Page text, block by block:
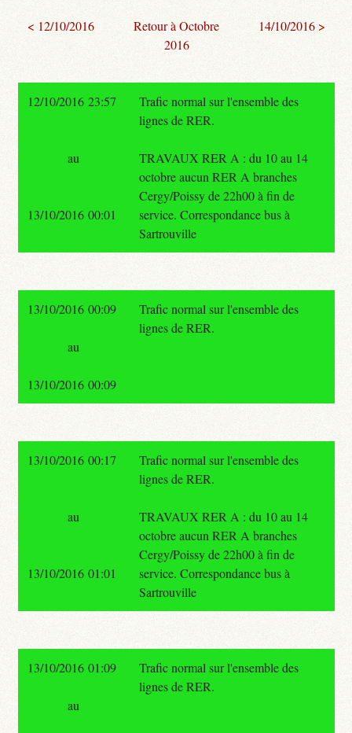
< 12/10/2016
Retour à Octobre
2016
14/10/2016 >
12/10/2016 23:57
Trafic normal sur l'ensemble des
lignes de RER.
TRAVAUX RER A : du 10 au 14
octobre aucun RER A branches
Cergy/Poissy de 22h00 à fin de
service. Correspondance bus à
Sartrouville
au
13/10/2016 00:01
13/10/2016 00:09
Trafic normal sur l'ensemble des
lignes de RER.
au
13/10/2016 00:09
13/10/2016 00:17
Trafic normal sur l'ensemble des
lignes de RER.
TRAVAUX RER A : du 10 au 14
octobre aucun RER A branches
Cergy/Poissy de 22h00 à fin de
service. Correspondance bus à
Sartrouville
au
13/10/2016 01:01
13/10/2016 01:09
Trafic normal sur l'ensemble des
lignes de RER.
au